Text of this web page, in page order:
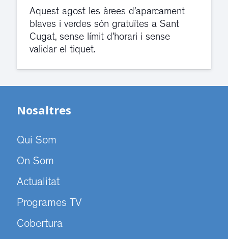
Aquest agost les àrees d’aparcament
blaves i verdes són gratuïtes a Sant
Cugat, sense límit d’horari i sense
validar el tiquet.
Nosaltres
Qui Som
On Som
Actualitat
Programes TV
Cobertura